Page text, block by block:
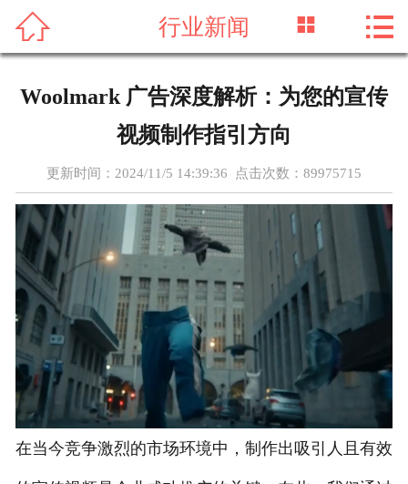
 首页
新闻资讯
服务项目
成功案例
实力团队
联系我们
 行业新闻  
Woolmark 广告深度解析：为您的宣传
视频制作指引方向
更新时间：2024/11/5 14:39:36 点击次数： 89975715
在当今竞争激烈的市场环境中，制作出吸引人且有效